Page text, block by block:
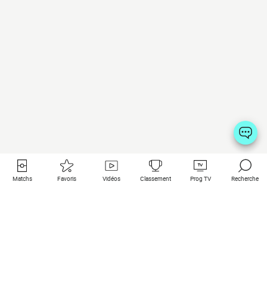
Matchs Favoris Vidéos Classement Prog TV Recherche